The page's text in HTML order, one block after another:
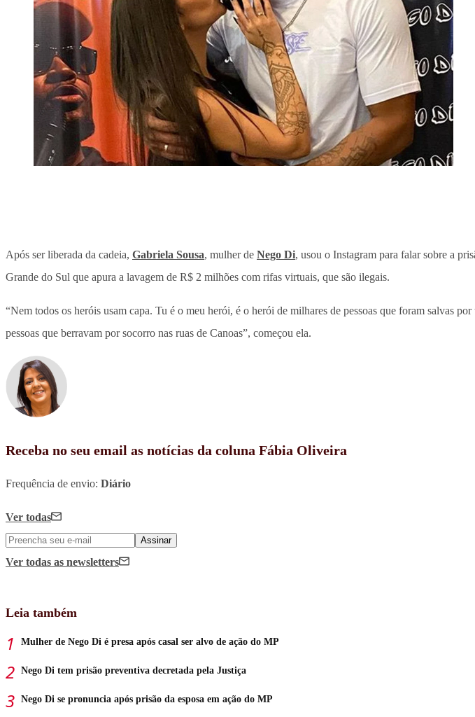
Após ser liberada da cadeia, Gabriela Sousa, mulher de Nego Di, usou o Instagram para falar sobre a
Grande do Sul que apura a lavagem de R$ 2 milhões com rifas virtuais, que são ilegais.
“Nem todos os heróis usam capa. Tu é o meu herói, é o herói de milhares de pessoas que foram salvas
pessoas que berravam por socorro nas ruas de Canoas”, começou ela.
Receba no seu email as notícias da coluna Fábia Oliveira
Frequência de envio: Diário
Ver todas
Assinar
Ver todas as newsletters
Leia também
Mulher de Nego Di é presa após casal ser alvo de ação do MP
Nego Di tem prisão preventiva decretada pela Justiça
Nego Di se pronuncia após prisão da esposa em ação do MP